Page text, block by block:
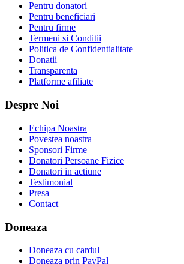
Pentru donatori
Pentru beneficiari
Pentru firme
Termeni si Conditii
Politica de Confidentialitate
Donatii
Transparenta
Platforme afiliate
Despre Noi
Echipa Noastra
Povestea noastra
Sponsori Firme
Donatori Persoane Fizice
Donatori in actiune
Testimonial
Presa
Contact
Doneaza
Doneaza cu cardul
Doneaza prin PayPal